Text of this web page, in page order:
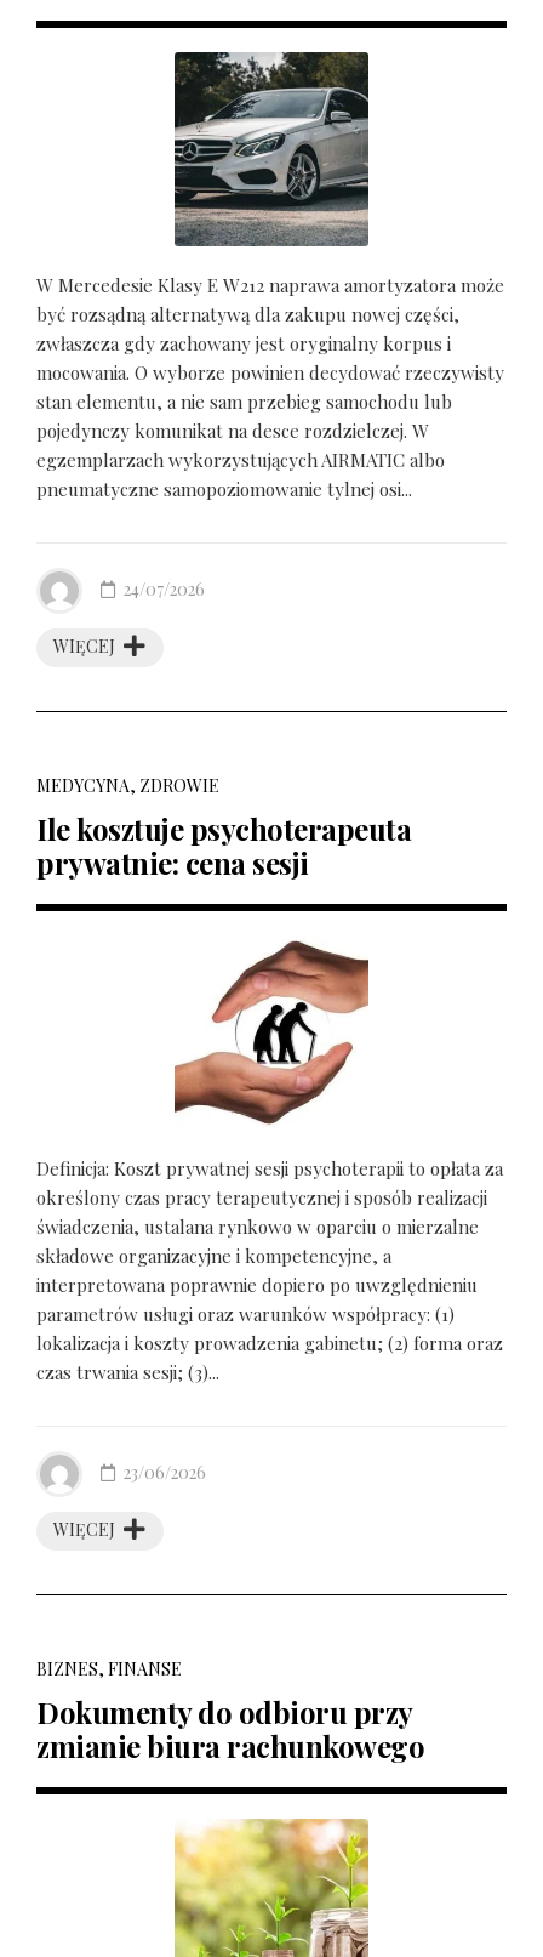
W Mercedesie Klasy E W212 naprawa amortyzatora może
być rozsądną alternatywą dla zakupu nowej części,
zwłaszcza gdy zachowany jest oryginalny korpus i
mocowania. O wyborze powinien decydować rzeczywisty
stan elementu, a nie sam przebieg samochodu lub
pojedynczy komunikat na desce rozdzielczej. W
egzemplarzach wykorzystujących AIRMATIC albo
pneumatyczne samopoziomowanie tylnej osi...
WIĘCEJ
24/07/2026
MEDYCYNA, ZDROWIE
Ile kosztuje psychoterapeuta
prywatnie: cena sesji
Definicja: Koszt prywatnej sesji psychoterapii to opłata za
określony czas pracy terapeutycznej i sposób realizacji
świadczenia, ustalana rynkowo w oparciu o mierzalne
składowe organizacyjne i kompetencyjne, a
interpretowana poprawnie dopiero po uwzględnieniu
parametrów usługi oraz warunków współpracy: (1)
lokalizacja i koszty prowadzenia gabinetu; (2) forma oraz
czas trwania sesji; (3)...
WIĘCEJ
23/06/2026
BIZNES, FINANSE
Dokumenty do odbioru przy
zmianie biura rachunkowego